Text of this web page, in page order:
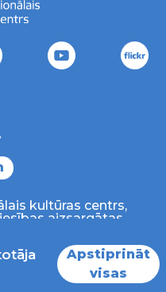
kultūras centrs,
aizsargātas.
Apstiprināt
visas